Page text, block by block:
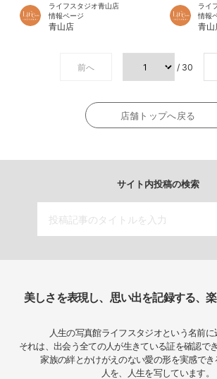
ライフスタジオ青山店
情報ページ
青山店
ライ
情報
青山
前へ / 30
店舗トップへ戻る
サイト内投稿の検索
美しさを表現し、思い出を記録する、
人生の写真館ライフスタジオという名前に
それは、出会う全ての人が生きている証を確認で
家族の絆とかけがえのない愛の形を実感でき
人を、人生を写しています。